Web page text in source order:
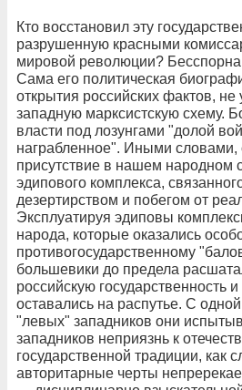
Кто восстановил эту
разрушенную красными
мировой революции?
Сама его политическая
открытия российских фактов,
западную марксистскую схему.
власти под лозунгами "долой
награбленное". Иными словами,
присутствие в нашем народном
эдипового комплекса,
дезертирством и побегом от
Эксплуатируя эдиповы
народа, которые оказались
противогосударственному
большевики до предела
российскую государственность
оставались на распутье. С
"левых" западников они
западников неприязнь к
государственной традиции, как
авторитарные черты